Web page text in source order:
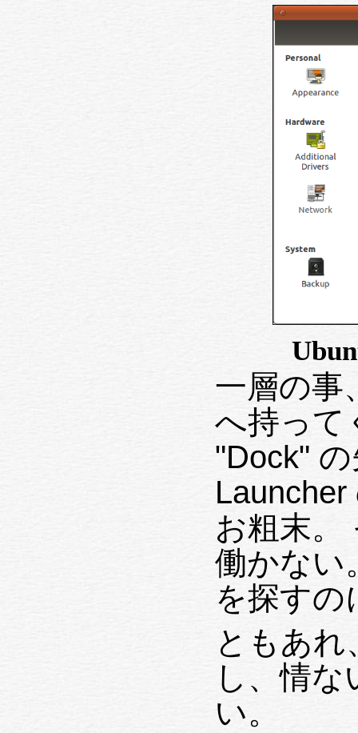
一層の事
へ持って
"Dock"
お粗末。
働かない
を探すの
ともあ
し、情
い。